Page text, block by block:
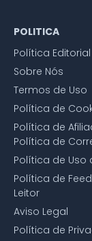
POLITICA
Política Editorial
Sobre Nós
Termos de Uso
Política de
Política de
Política de
Política de Uso
Política de
Leitor
Aviso Legal
Política de